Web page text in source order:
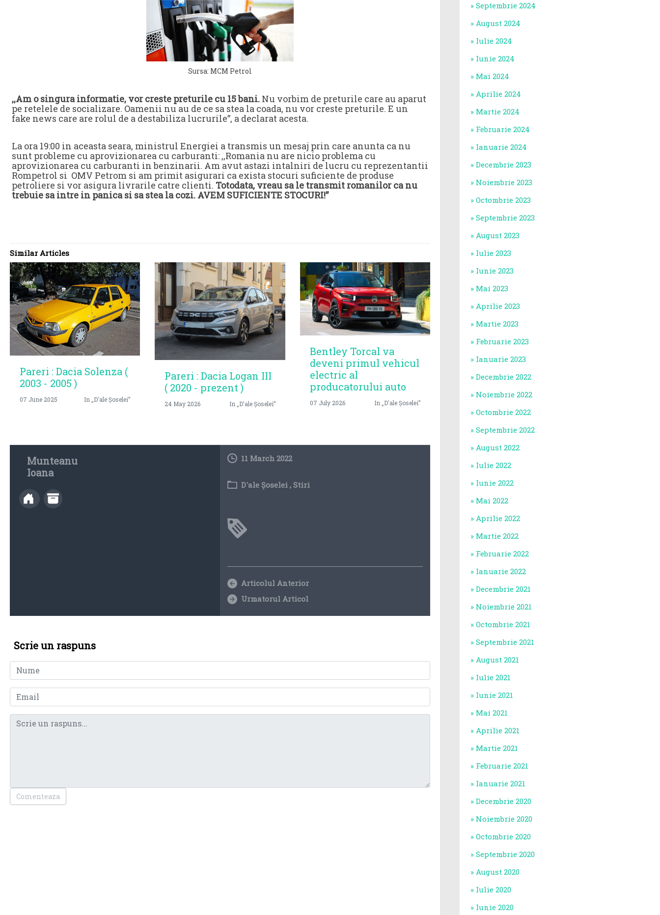
Sursa: MCM Petrol
,,Am o singura informatie, vor creste preturile cu 15 bani. Nu vorbim de preturile care au aparut
pe retelele de socializare. Oamenii nu au de ce sa stea la coada, nu vor creste preturile. E un
fake news care are rolul de a destabiliza lucrurile”, a declarat acesta.
La ora 19:00 in aceasta seara, ministrul Energiei a transmis un mesaj prin care anunta ca nu
sunt probleme cu aprovizionarea cu carburanti: ,,Romania nu are nicio problema cu
aprovizionarea cu carburanti in benzinarii. Am avut astazi intalniri de lucru cu reprezentantii
Rompetrol si OMV Petrom si am primit asigurari ca exista stocuri suficiente de produse
petroliere si vor asigura livrarile catre clienti. Totodata, vreau sa le transmit romanilor ca nu
trebuie sa intre in panica si sa stea la cozi. AVEM SUFICIENTE STOCURI!”
Similar Articles
Pareri : Dacia Solenza (
2003 - 2005 )
07 June 2025 In „D'ale Șoselei”
Pareri : Dacia Logan III
( 2020 - prezent )
24 May 2026 In „D'ale Șoselei”
Bentley Torcal va
deveni primul vehicul
electric al
producatorului auto
07 July 2026 In „D'ale Șoselei”
Munteanu
Ioana
11 March 2022
D'ale Șoselei , Stiri
Articolul Anterior
Urmatorul Articol
Scrie un raspuns
Comenteaza
Septembrie 2024
August 2024
Iulie 2024
Iunie 2024
Mai 2024
Aprilie 2024
Martie 2024
Februarie 2024
Ianuarie 2024
Decembrie 2023
Noiembrie 2023
Octombrie 2023
Septembrie 2023
August 2023
Iulie 2023
Iunie 2023
Mai 2023
Aprilie 2023
Martie 2023
Februarie 2023
Ianuarie 2023
Decembrie 2022
Noiembrie 2022
Octombrie 2022
Septembrie 2022
August 2022
Iulie 2022
Iunie 2022
Mai 2022
Aprilie 2022
Martie 2022
Februarie 2022
Ianuarie 2022
Decembrie 2021
Noiembrie 2021
Octombrie 2021
Septembrie 2021
August 2021
Iulie 2021
Iunie 2021
Mai 2021
Aprilie 2021
Martie 2021
Februarie 2021
Ianuarie 2021
Decembrie 2020
Noiembrie 2020
Octombrie 2020
Septembrie 2020
August 2020
Iulie 2020
Iunie 2020